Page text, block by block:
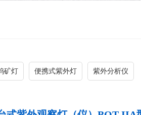
矿灯 便携式紫外灯 紫外分析仪